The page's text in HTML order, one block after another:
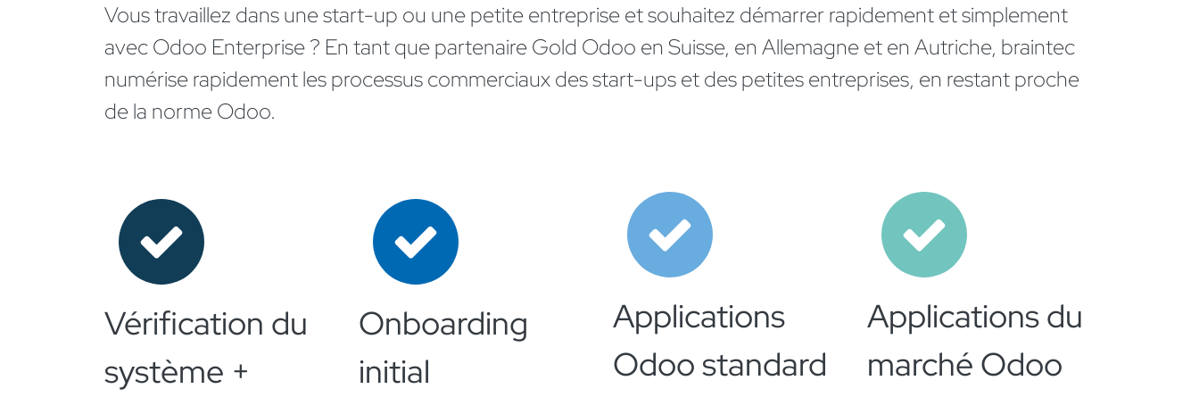
Vous travaillez dans une start-up ou une petite entreprise et souhaitez démarrer rapidement et simplement
avec Odoo Enterprise ? En tant que partenaire Gold Odoo en Suisse, en Allemagne et en Autriche, braintec
numérise rapidement les processus commerciaux des start-ups et des petites entreprises, en restant proche
de la norme Odoo.
Vérification du
système +
Onboarding
initial
Applications
Odoo standard
Applications du
marché Odoo